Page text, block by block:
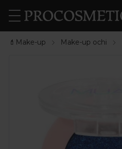
💄Make-up Make-up ochi